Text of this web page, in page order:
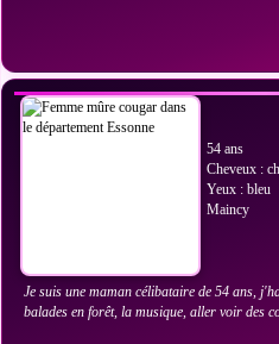
54 ans
Cheveux :
Yeux : bleu
Maincy
Je suis une maman célibataire de 54 ans,
balades en forêt, la musique, aller voir des